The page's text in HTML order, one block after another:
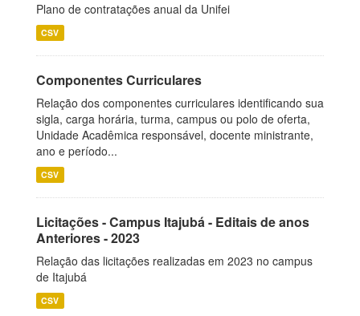
Plano de contratações anual da Unifei
CSV
Componentes Curriculares
Relação dos componentes curriculares identificando sua
sigla, carga horária, turma, campus ou polo de oferta,
Unidade Acadêmica responsável, docente ministrante,
ano e período...
CSV
Licitações - Campus Itajubá - Editais de anos
Anteriores - 2023
Relação das licitações realizadas em 2023 no campus
de Itajubá
CSV